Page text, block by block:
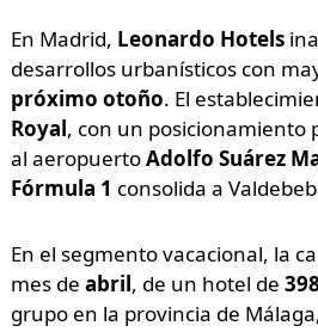
En Madrid, Leonardo Hotels
desarrollos urbanísticos con
próximo otoño. El
Royal, con un posicionamiento
al aeropuertoAdolfo Suárez
Fórmula 1 consolida a
En el segmento vacacional, la
mes de abril, de un hotel de
grupo en la provincia de